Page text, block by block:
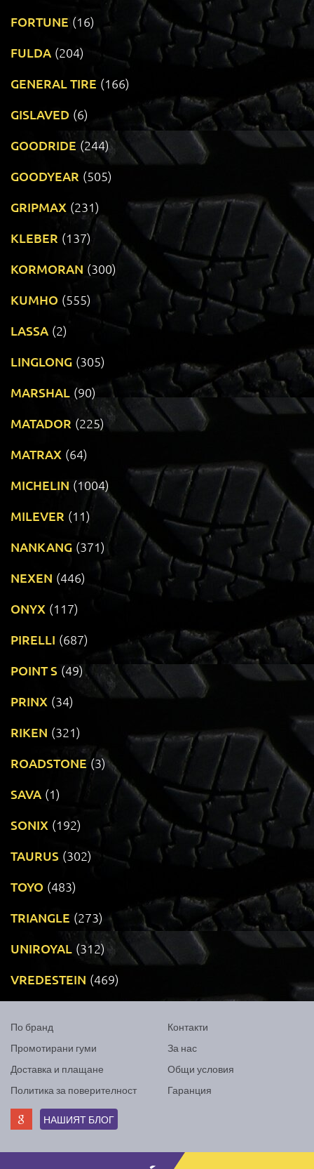
FORTUNE (16)
FULDA (204)
GENERAL TIRE (166)
GISLAVED (6)
GOODRIDE (244)
GOODYEAR (505)
GRIPMAX (231)
KLEBER (137)
KORMORAN (300)
KUMHO (555)
LASSA (2)
LINGLONG (305)
MARSHAL (90)
MATADOR (225)
MATRAX (64)
MICHELIN (1004)
MILEVER (11)
NANKANG (371)
NEXEN (446)
ONYX (117)
PIRELLI (687)
POINT S (49)
PRINX (34)
RIKEN (321)
ROADSTONE (3)
SAVA (1)
SONIX (192)
TAURUS (302)
TOYO (483)
TRIANGLE (273)
UNIROYAL (312)
VREDESTEIN (469)
По бранд
Промотирани гуми
Доставка и плащане
Политика за поверителност
Контакти
За нас
Общи условия
Гаранция
НАШИЯТ БЛОГ